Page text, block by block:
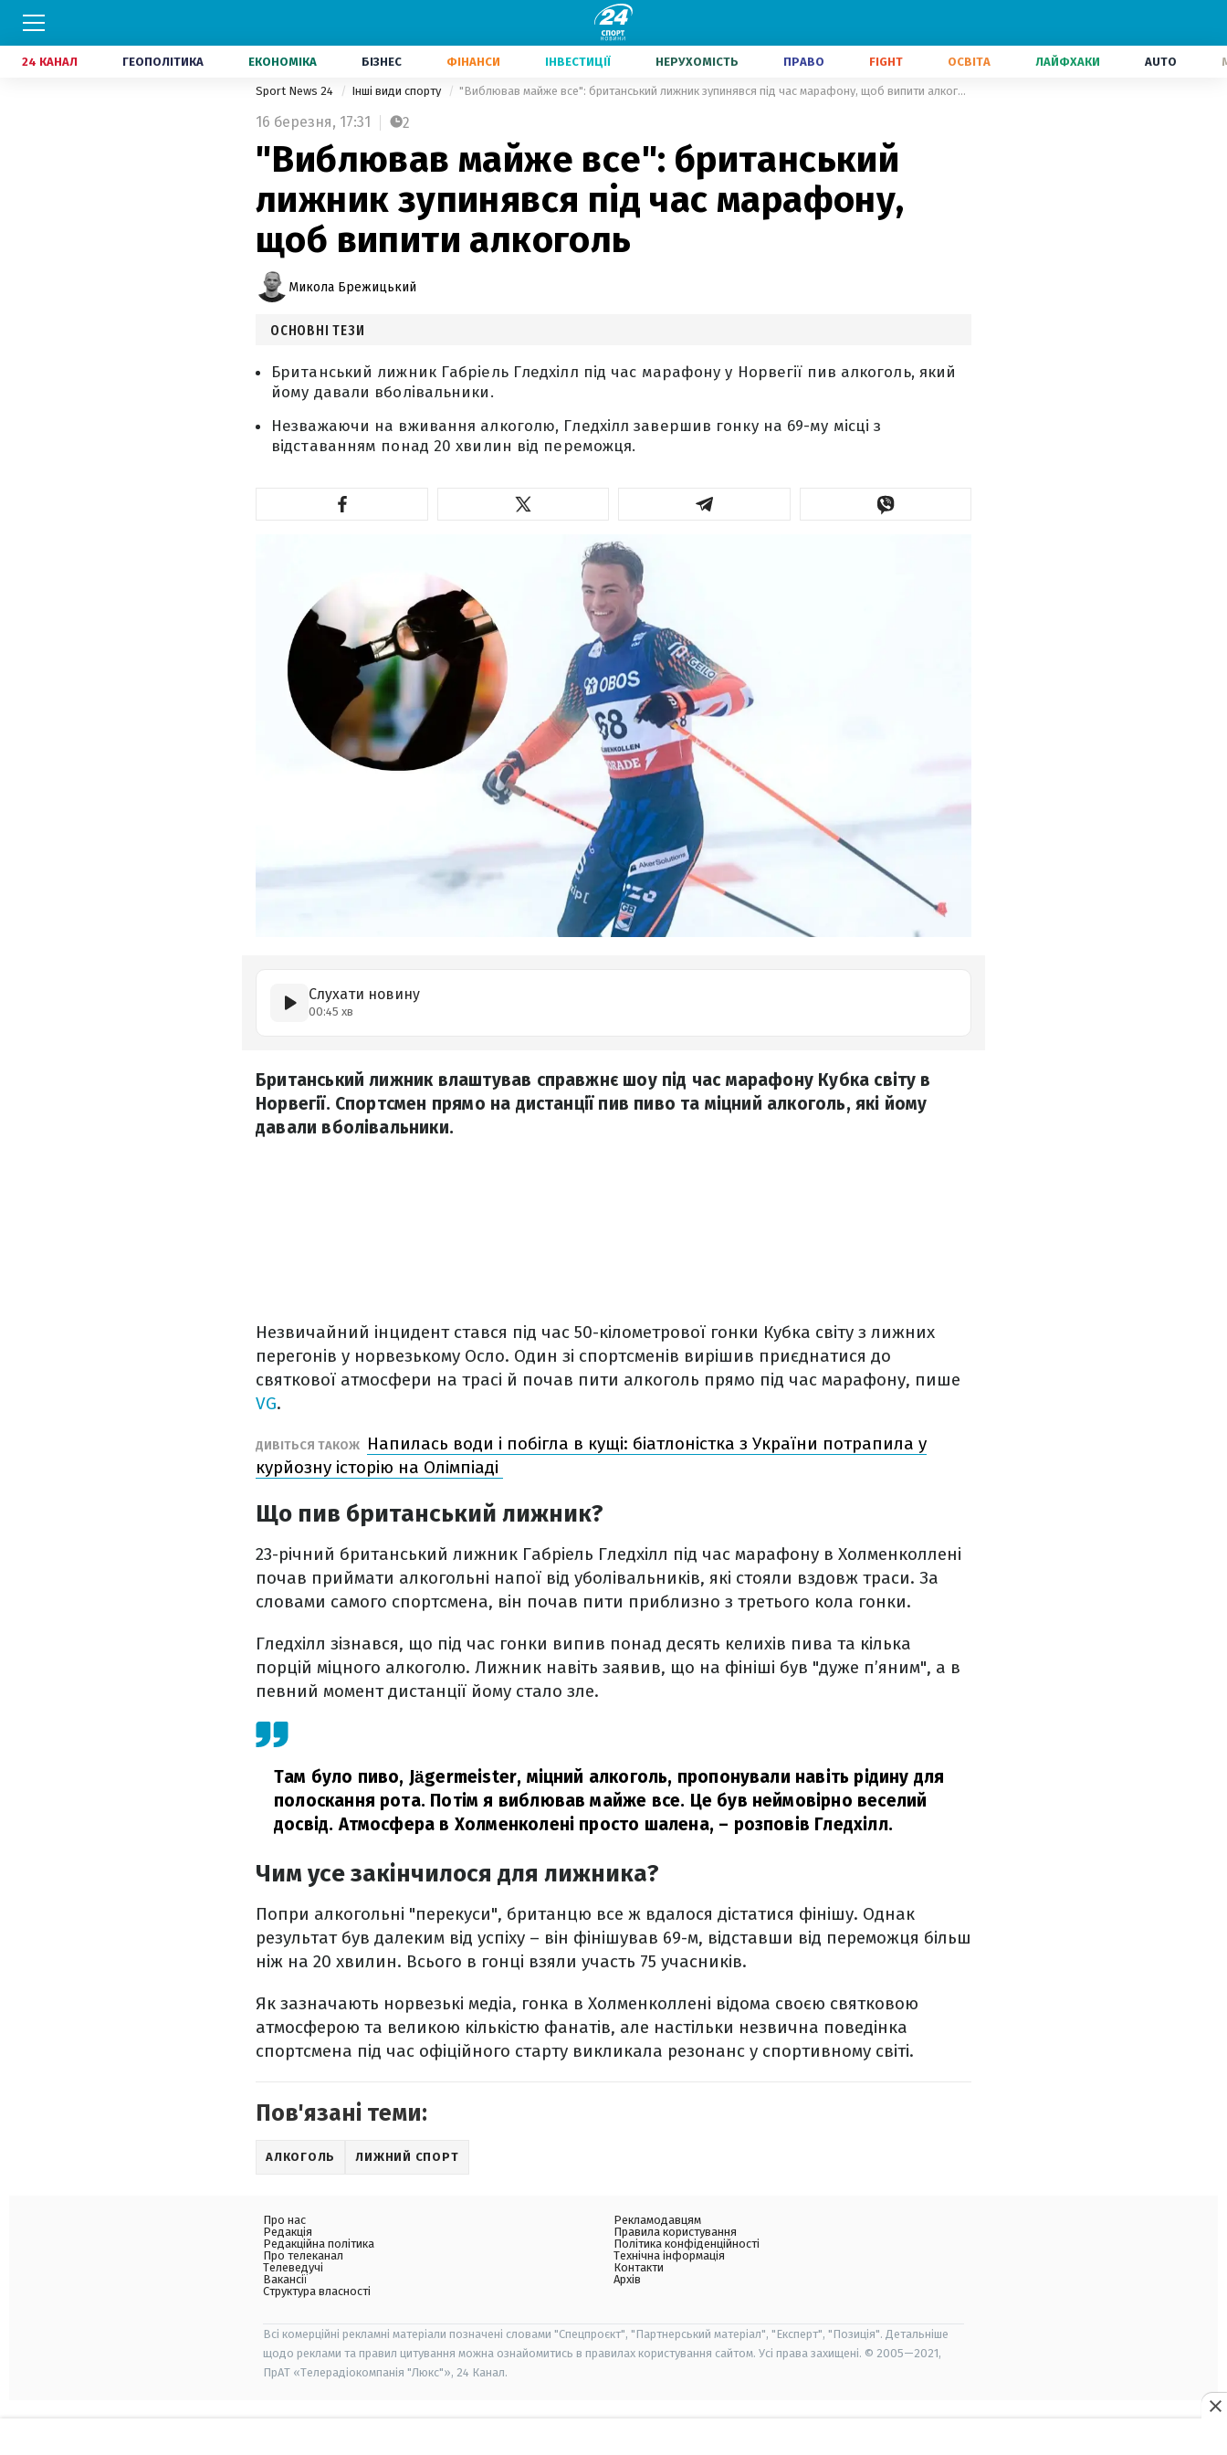
24 КАНАЛ ГЕОПОЛІТИКА ЕКОНОМІКА БІЗНЕС ФІНАНСИ ІНВЕСТИЦІЇ НЕРУХОМІСТЬ ПРАВО FIGHT ОСВІТА ЛАЙФХАКИ AUTO
Sport News 24 Інші види спорту "Виблював майже все": британський лижник зупинявся під час марафону, щоб випити алкоголь
16 березня, 17:31 2
"Виблював майже все": британський
лижник зупинявся під час марафону,
щоб випити алкоголь
Микола Брежицький
ОСНОВНІ ТЕЗИ
Британський лижник Габріель Гледхілл під час марафону у Норвегії пив алкоголь, який
йому давали вболівальники.
Незважаючи на вживання алкоголю, Гледхілл завершив гонку на 69-му місці з
відставанням понад 20 хвилин від переможця.
Слухати новину
00:45 хв
Британський лижник влаштував справжнє шоу під час марафону Кубка світу в
Норвегії. Спортсмен прямо на дистанції пив пиво та міцний алкоголь, які йому
давали вболівальники.
Незвичайний інцидент стався під час 50-кілометрової гонки Кубка світу з лижних
перегонів у норвезькому Осло. Один зі спортсменів вирішив приєднатися до
святкової атмосфери на трасі й почав пити алкоголь прямо під час марафону, пише
VG.
ДИВІТЬСЯ ТАКОЖ
Напилась води і побігла в кущі: біатлоністка з України потрапила у
курйозну історію на Олімпіаді
Що пив британський лижник?
23-річний британський лижник Габріель Гледхілл під час марафону в Холменколлені
почав приймати алкогольні напої від уболівальників, які стояли вздовж траси. За
словами самого спортсмена, він почав пити приблизно з третього кола гонки.
Гледхілл зізнався, що під час гонки випив понад десять келихів пива та кілька
порцій міцного алкоголю. Лижник навіть заявив, що на фініші був "дуже п’яним", а в
певний момент дистанції йому стало зле.
Там було пиво, Jägermeister, міцний алкоголь, пропонували навіть рідину для
полоскання рота. Потім я виблював майже все. Це був неймовірно веселий
досвід. Атмосфера в Холменколені просто шалена, – розповів Гледхілл.
Чим усе закінчилося для лижника?
Попри алкогольні "перекуси", британцю все ж вдалося дістатися фінішу. Однак
результат був далеким від успіху – він фінішував 69-м, відставши від переможця більш
ніж на 20 хвилин. Всього в гонці взяли участь 75 учасників.
Як зазначають норвезькі медіа, гонка в Холменколлені відома своєю святковою
атмосферою та великою кількістю фанатів, але настільки незвична поведінка
спортсмена під час офіційного старту викликала резонанс у спортивному світі.
Пов'язані теми:
АЛКОГОЛЬ ЛИЖНИЙ СПОРТ
Про нас
Редакція
Редакційна політика
Про телеканал
Телеведучі
Вакансії
Структура власності
Рекламодавцям
Правила користування
Політика конфіденційності
Технічна інформація
Контакти
Архів
Всі комерційні рекламні матеріали позначені словами "Спецпроєкт", "Партнерський матеріал", "Експерт", "Позиція". Детальніше
щодо реклами та правил цитування можна ознайомитись в правилах користування сайтом. Усі права захищені. © 2005—2021,
ПрАТ «Телерадіокомпанія "Люкс"», 24 Канал.